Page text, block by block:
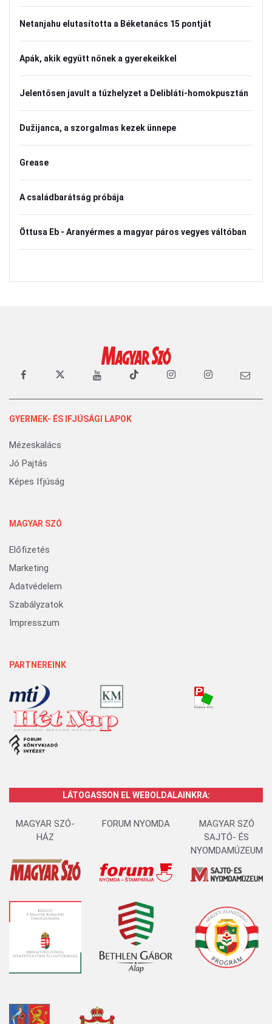
Netanjahu elutasította a Béketanács 15 pontját
Apák, akik együtt nőnek a gyerekeikkel
Jelentősen javult a tűzhelyzet a Delibláti-homokpusztán
Dužijanca, a szorgalmas kezek ünnepe
Grease
A családbarátság próbája
Öttusa Eb - Aranyérmes a magyar páros vegyes váltóban
GYERMEK- ÉS IFJÚSÁGI LAPOK
Mézeskalács
Jó Pajtás
Képes Ifjúság
MAGYAR SZÓ
Előfizetés
Marketing
Adatvédelem
Szabályzatok
Impresszum
PARTNEREINK
LÁTOGASSON EL WEBOLDALAINKRA:
MAGYAR SZÓ-
HÁZ
FORUM NYOMDA
MAGYAR SZÓ
SAJTÓ- ÉS
NYOMDAMÚZEUM